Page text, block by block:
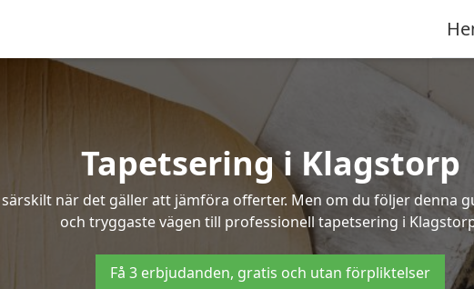
Tapetsering i Klagstorp
när det gäller att jämföra offerter. Men om du följer denna
och tryggaste vägen till professionell tapetsering i
Få 3 erbjudanden, gratis och utan förpliktelser